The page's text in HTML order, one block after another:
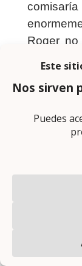
Roger
Por si